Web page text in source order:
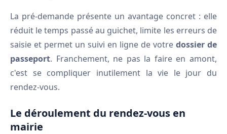
La pré-demande présente un avantage concret : elle
réduit le temps passé au guichet, limite les erreurs de
saisie et permet un suivi en ligne de votre dossier de
passeport. Franchement, ne pas la faire en amont,
c'est se compliquer inutilement la vie le jour du
rendez-vous.
Le déroulement du rendez-vous en
mairie